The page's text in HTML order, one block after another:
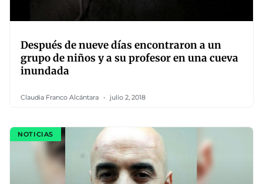
Después de nueve días encontraron a un
grupo de niños y a su profesor en una cueva
inundada
Claudia Franco Alcántara julio 2, 2018
NOTICIAS